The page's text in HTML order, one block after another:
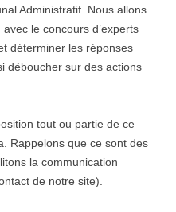
Administratif. Nous allons
le concours d’experts
déterminer les réponses
déboucher sur des actions
tout ou partie de ce
Rappelons que ce sont des
la communication
de notre site).